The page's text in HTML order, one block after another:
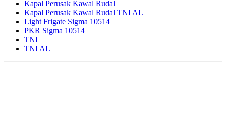
Kapal Perusak Kawal Rudal
Kapal Perusak Kawal Rudal TNI AL
Light Frigate Sigma 10514
PKR Sigma 10514
TNI
TNI AL